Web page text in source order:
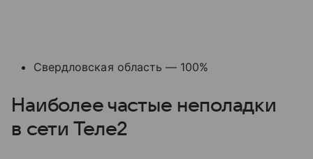
Свердловская область — 100%
Наиболее частые неполадки
в сети Теле2